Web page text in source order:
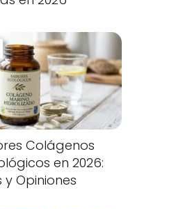
Colágenos
en 2026:
y Opiniones